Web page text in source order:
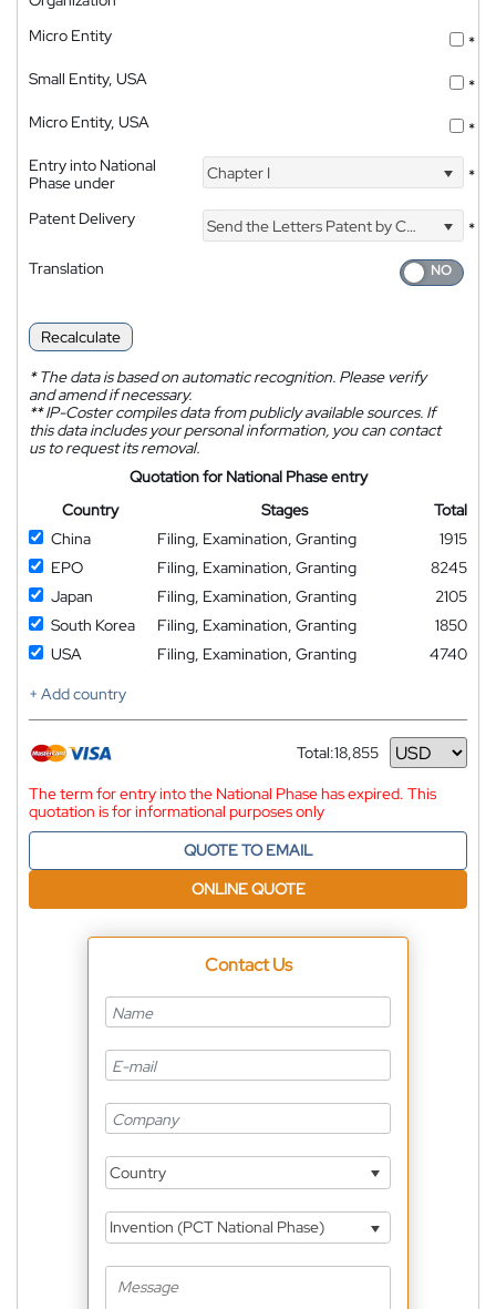
Micro Entity
*
Small Entity, USA
*
Micro Entity, USA
*
Entry into National
Phase under
Chapter I *
Patent Delivery Send the Letters Patent by Courier
*
Translation
Recalculate
*The data is based on automatic recognition. Please verify
and amend if necessary.
**IP-Coster compiles data from publicly available sources. If
this data includes your personal information, you can contact
us to request its removal.
Quotation for National Phase entry
Country
Stages
Total
China
Filing, Examination, Granting
1915
EPO
Filing, Examination, Granting
8245
Japan
Filing, Examination, Granting
2105
South Korea
Filing, Examination, Granting
1850
USA
Filing, Examination, Granting
4740
+ Add country
Total:18,855
Currency
The term for entry into the National Phase has expired. This
quotation is for informational purposes only
QUOTE TO EMAIL
ONLINE QUOTE
Contact Us
Country
Invention (PCT National Phase)